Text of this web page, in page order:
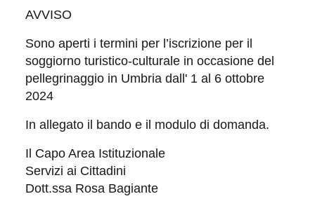
AVVISO
Sono aperti i termini per l’iscrizione per il
soggiorno turistico-culturale in occasione del
pellegrinaggio in Umbria dall' 1 al 6 ottobre
2024
In allegato il bando e il modulo di domanda.
Il Capo Area Istituzionale
Servizi ai Cittadini
Dott.ssa Rosa Bagiante